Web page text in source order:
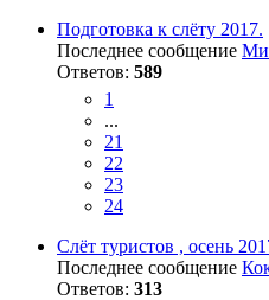
Подготовка к слёту 2017.
Последнее сообщение
Ответов: 589
1
...
21
22
23
24
Слёт туристов , осень
Последнее сообщение
Ответов: 313